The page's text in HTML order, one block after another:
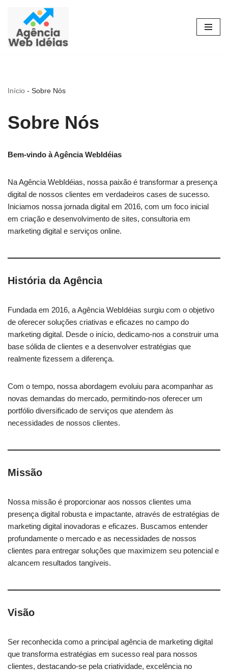
Pular
para
Início - Sobre Nós
Sobre Nós
Bem-vindo à Agência WebIdéias
Na Agência WebIdéias, nossa paixão é transformar a presença
digital de nossos clientes em verdadeiros cases de sucesso.
Iniciamos nossa jornada digital em 2016, com um foco inicial
em criação e desenvolvimento de sites, consultoria em
marketing digital e serviços online.
História da Agência
Fundada em 2016, a Agência WebIdéias surgiu com o objetivo
de oferecer soluções criativas e eficazes no campo do
marketing digital. Desde o início, dedicamo-nos a construir uma
base sólida de clientes e a desenvolver estratégias que
realmente fizessem a diferença.
Com o tempo, nossa abordagem evoluiu para acompanhar as
novas demandas do mercado, permitindo-nos oferecer um
portfólio diversificado de serviços que atendem às
necessidades de nossos clientes.
Missão
Nossa missão é proporcionar aos nossos clientes uma
presença digital robusta e impactante, através de estratégias de
marketing digital inovadoras e eficazes. Buscamos entender
profundamente o mercado e as necessidades de nossos
clientes para entregar soluções que maximizem seu potencial e
alcancem resultados tangíveis.
Visão
Ser reconhecida como a principal agência de marketing digital
que transforma estratégias em sucesso real para nossos
clientes, destacando-se pela criatividade, excelência no